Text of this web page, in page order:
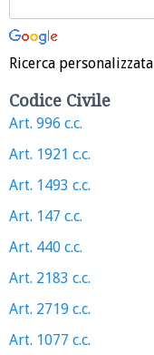
Ricerca personalizzata
Codice Civile
Art. 996 c.c.
Art. 1921 c.c.
Art. 1493 c.c.
Art. 147 c.c.
Art. 440 c.c.
Art. 2183 c.c.
Art. 2719 c.c.
Art. 1077 c.c.